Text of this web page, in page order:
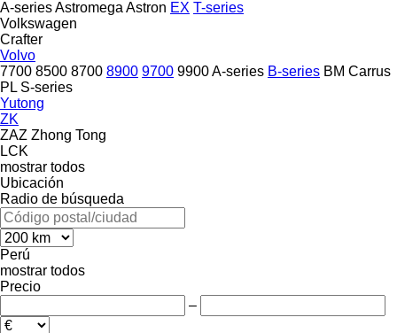
A-seriesAstromega Astron EX T-series
Volkswagen
Crafter
Volvo
7700 8500 8700 8900 9700 9900A-series B-series BM Carrus
PL S-series
Yutong
ZK
ZAZ Zhong Tong
LCK
mostrar todos
Ubicación
Radio de búsqueda
Perú
mostrar todos
Precio
–